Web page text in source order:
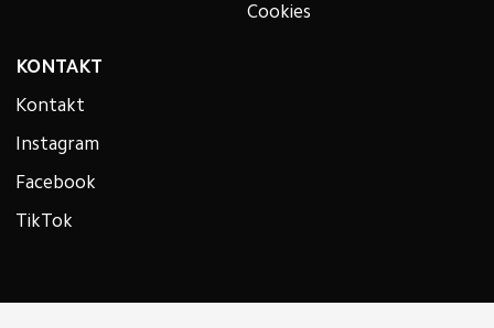
Cookies
KONTAKT
Kontakt
Instagram
Facebook
TikTok